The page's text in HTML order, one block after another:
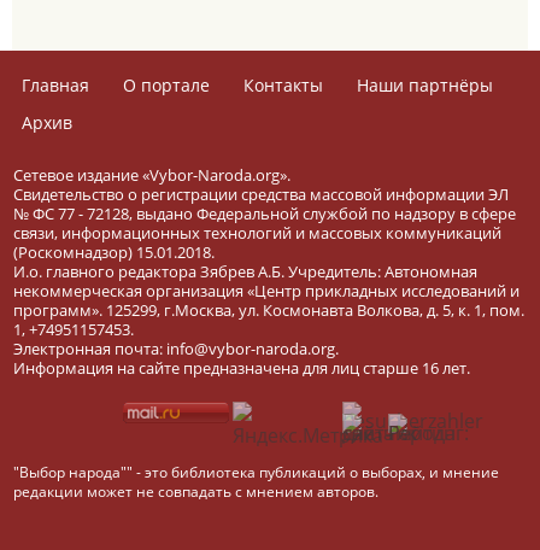
Главная О портале Контакты
Наши партнёры
Архив
Сетевое издание «Vybor-Naroda.org».
Свидетельство о регистрации средства массовой информации ЭЛ
№ ФС 77 - 72128, выдано Федеральной службой по надзору в сфере
связи, информационных технологий и массовых коммуникаций
(Роскомнадзор) 15.01.2018.
И.о. главного редактора Зябрев А.Б. Учредитель: Автономная
некоммерческая организация «Центр прикладных исследований и
программ». 125299, г.Москва, ул. Космонавта Волкова, д. 5, к. 1, пом.
1, +74951157453.
Электронная почта: info@vybor-naroda.org.
Информация на сайте предназначена для лиц старше 16 лет.
"Выбор народа"" - это библиотека публикаций о выборах, и мнение
редакции может не совпадать с мнением авторов.